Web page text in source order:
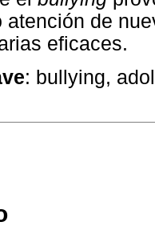
atención de
eficaces.
: bullying,